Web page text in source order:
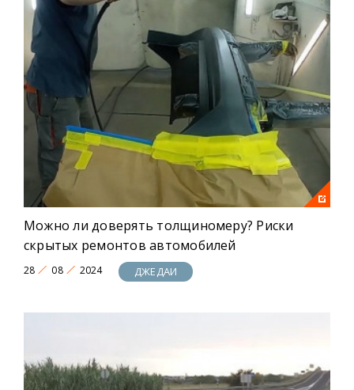
Можно ли доверять толщиномеру? Риски
скрытых ремонтов автомобилей
28 08 2024 ДЖЕДАИ